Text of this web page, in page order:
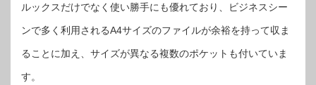
ルックスだけでなく使い勝手にも優れており、ビジネスシー
ンで多く利用されるA4サイズのファイルが余裕を持って収ま
ることに加え、サイズが異なる複数のポケットも付いていま
す。